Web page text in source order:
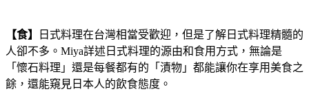
【食】
日式料理在台灣相當受歡迎，但是了解日式料理精髓的
人卻不多。 Miya詳述日式料理的源由和食用方式，無論是
「懷石料理」還是每餐都有的「漬物」都能讓你在享用美食之
餘，還能窺見日本人的飲食態度。